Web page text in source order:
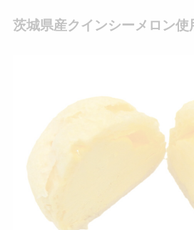
茨城県産クインシーメロン使